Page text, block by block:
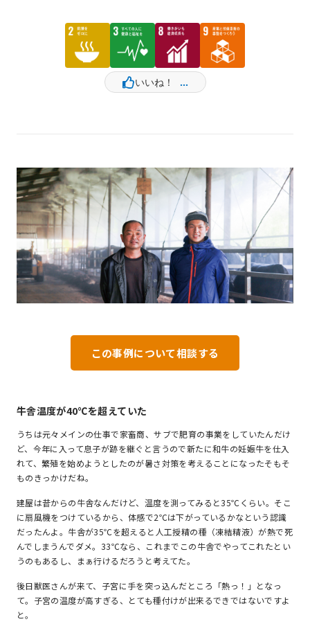
この事例について相談する
牛舎温度が40℃を超えていた
うちは元々メインの仕事で家畜商、サブで肥育の事業をしていたんだけ
ど、今年に入って息子が跡を継ぐと言うので新たに和牛の妊娠牛を仕入
れて、繁殖を始めようとしたのが暑さ対策を考えることになったそもそ
ものきっかけだね。
建屋は昔からの牛舎なんだけど、温度を測ってみると35℃くらい。そこ
に扇風機をつけているから、体感で2℃は下がっているかなという認識
だったんよ。牛舎が35℃を超えると人工授精の種（凍結精液）が熱で死
んでしまうんでダメ。33℃なら、これまでこの牛舎でやってこれたとい
うのもあるし、まぁ行けるだろうと考えてた。
後日獣医さんが来て、子宮に手を突っ込んだところ「熱っ！」となっ
て。子宮の温度が高すぎる、とても種付けが出来るできではないですよ
と。